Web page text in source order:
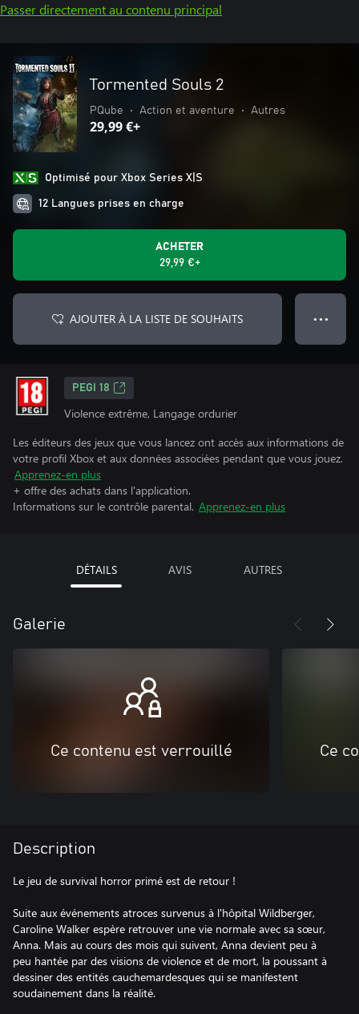
Passer directement au contenu principal
Tormented Souls 2
PQube • Action et aventure • Autres
29,99 €+
Optimisé pour Xbox Series X|S
12 Langues prises en charge
ACHETER
29,99 €+
AJOUTER À LA LISTE DE SOUHAITS ● ● ●
PEGI 18
Violence extrême, Langage ordurier
Les éditeurs des jeux que vous lancez ont accès aux informations de
votre profil Xbox et aux données associées pendant que vous jouez.
Apprenez-en plus
+ offre des achats dans l'application.
Informations sur le contrôle parental. Apprenez-en plus
DÉTAILS AVIS AUTRES
Galerie
Ce contenu est verrouillé Ce
Description
Le jeu de survival horror primé est de retour !
Suite aux événements atroces survenus à l'hôpital Wildberger,
Caroline Walker espère retrouver une vie normale avec sa sœur,
Anna. Mais au cours des mois qui suivent, Anna devient peu à
peu hantée par des visions de violence et de mort, la poussant à
dessiner des entités cauchemardesques qui se manifestent
soudainement dans la réalité.